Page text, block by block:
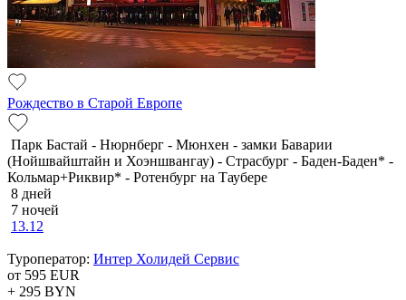
Рождество в Старой Европе
Парк Бастай - Нюрнберг - Мюнхен - замки Баварии
(Нойшвайштайн и Хоэншвангау) - Страсбург - Баден-Баден* -
Кольмар+Риквир* - Ротенбург на Таубере
8 дней
7 ночей
13.12
Туроператор: Интер Холидей Сервис
от 595 EUR
+ 295 BYN